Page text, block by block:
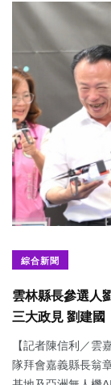
綜合新聞
雲林縣長參選人
三大政見 劉建國
【記者陳信利／雲
隊拜會嘉義縣長翁